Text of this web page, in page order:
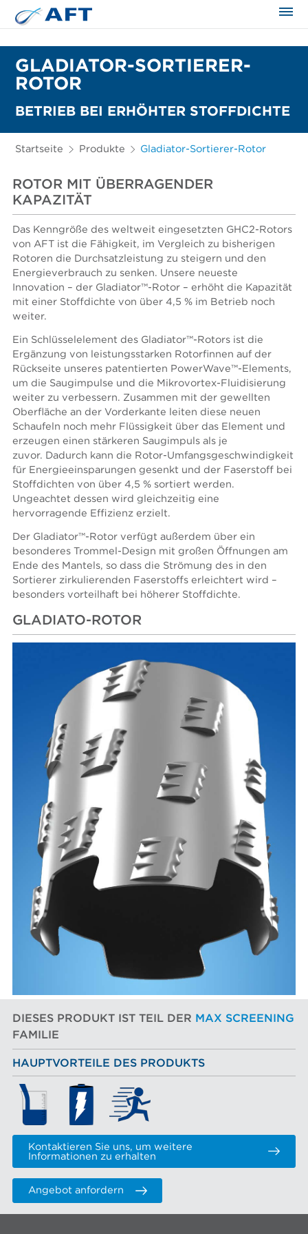
GLADIATOR-SORTIERER-
ROTOR
BETRIEB BEI ERHÖHTER STOFFDICHTE
Startseite Produkte Gladiator-Sortierer-Rotor
ROTOR MIT ÜBERRAGENDER
KAPAZITÄT
Das Kenngröße des weltweit eingesetzten GHC2-Rotors
von AFT ist die Fähigkeit, im Vergleich zu bisherigen
Rotoren die Durchsatzleistung zu steigern und den
Energieverbrauch zu senken. Unsere neueste
Innovation – der Gladiator™-Rotor – erhöht die Kapazität
mit einer Stoffdichte von über 4,5 % im Betrieb noch
weiter.
Ein Schlüsselelement des Gladiator™-Rotors ist die
Ergänzung von leistungsstarken Rotorfinnen auf der
Rückseite unseres patentierten PowerWave™-Elements,
um die Saugimpulse und die Mikrovortex-Fluidisierung
weiter zu verbessern. Zusammen mit der gewellten
Oberfläche an der Vorderkante leiten diese neuen
Schaufeln noch mehr Flüssigkeit über das Element und
erzeugen einen stärkeren Saugimpuls als je
zuvor. Dadurch kann die Rotor-Umfangsgeschwindigkeit
für Energieeinsparungen gesenkt und der Faserstoff bei
Stoffdichten von über 4,5 % sortiert werden.
Ungeachtet dessen wird gleichzeitig eine
hervorragende Effizienz erzielt.
Der Gladiator™-Rotor verfügt außerdem über ein
besonderes Trommel-Design mit großen Öffnungen am
Ende des Mantels, so dass die Strömung des in den
Sortierer zirkulierenden Faserstoffs erleichtert wird –
besonders vorteilhaft bei höherer Stoffdichte.
GLADIATO-ROTOR
DIESES PRODUKT IST TEIL DER MAX SCREENING
FAMILIE
HAUPTVORTEILE DES PRODUKTS
Kontaktieren Sie uns, um weitere
Informationen zu erhalten
Angebot anfordern